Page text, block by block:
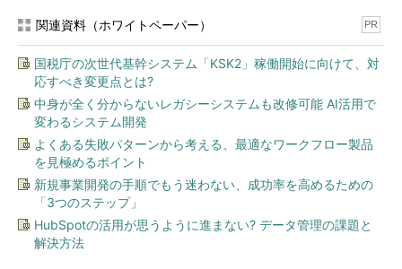
関連資料（ホワイトペーパー） PR
国税庁の次世代基幹システム「KSK2」稼働開始に向けて、対
応すべき変更点とは?
中身が全く分からないレガシーシステムも改修可能 AI活用で
変わるシステム開発
よくある失敗パターンから考える、最適なワークフロー製品
を見極めるポイント
新規事業開発の手順でもう迷わない、成功率を高めるための
「3つのステップ」
HubSpotの活用が思うように進まない? データ管理の課題と
解決方法